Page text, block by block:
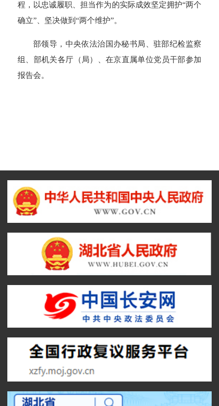
程，以忠诚履职、担当作为的实际成效坚定拥护“两个
确立”、坚决做到“两个维护”。
部领导，中央依法治国办秘书局、驻部纪检监察
组、部机关各厅（局）、在京直属单位党员干部参加
报告会。